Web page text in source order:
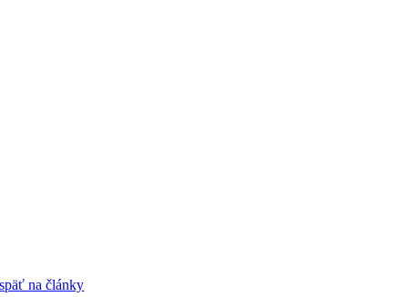
späť na články